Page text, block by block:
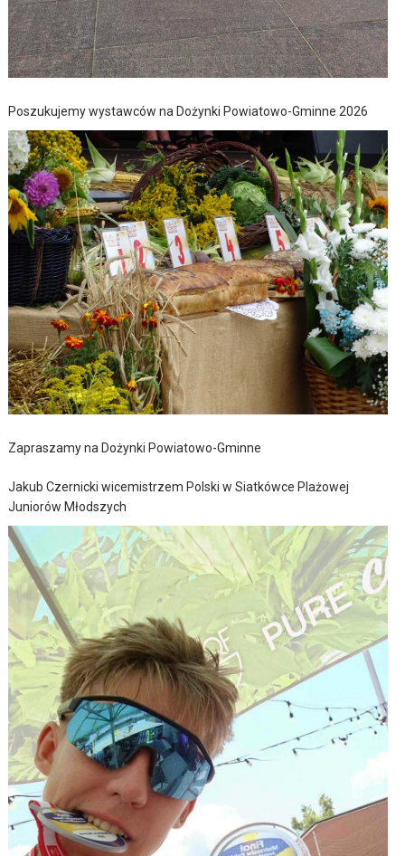
Poszukujemy wystawców na Dożynki Powiatowo-Gminne 2026
Zapraszamy na Dożynki Powiatowo-Gminne
Jakub Czernicki wicemistrzem Polski w Siatkówce Plażowej
Juniorów Młodszych